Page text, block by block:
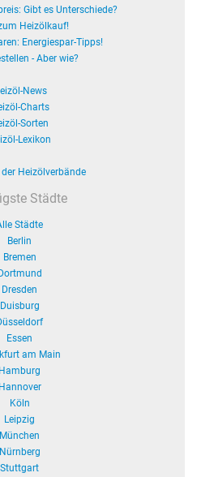
Gibt es Unterschiede?
Heizölkauf!
Energiespar-Tipps!
- Aber wie?
News
Charts
Sorten
Lexikon
Heizölverbände
Städte
Städte
Berlin
Bremen
Dortmund
Dresden
Duisburg
Essen
am Main
Hamburg
Hannover
Köln
Leipzig
München
Nürnberg
Stuttgart